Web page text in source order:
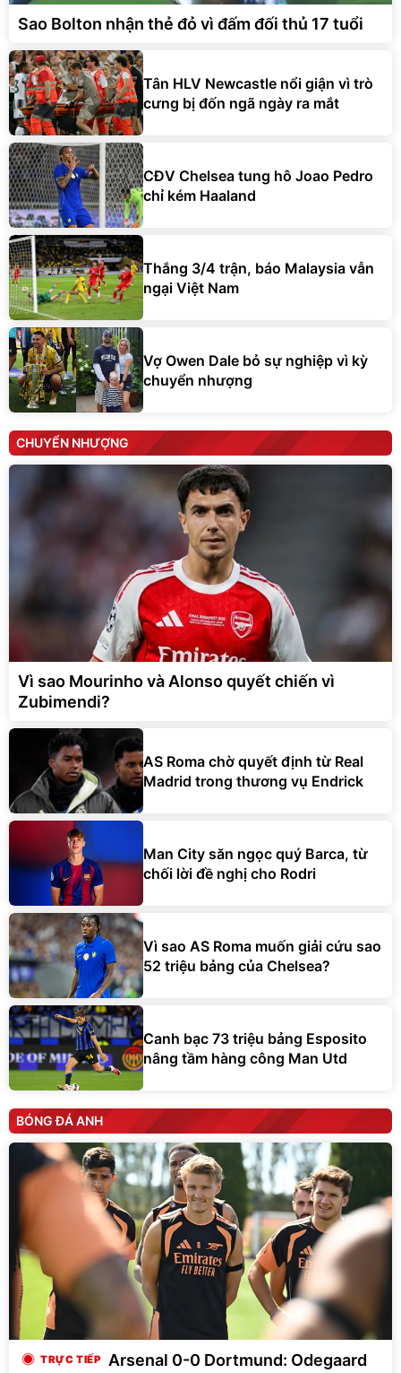
Sao Bolton nhận thẻ đỏ vì đấm đối thủ 17 tuổi
Tân HLV Newcastle nổi giận vì trò
cưng bị đốn ngã ngày ra mắt
CĐV Chelsea tung hô Joao Pedro
chỉ kém Haaland
Thắng 3/4 trận, báo Malaysia vẫn
ngại Việt Nam
Vợ Owen Dale bỏ sự nghiệp vì kỳ
chuyển nhượng
CHUYỂN NHƯỢNG
Vì sao Mourinho và Alonso quyết chiến vì
Zubimendi?
AS Roma chờ quyết định từ Real
Madrid trong thương vụ Endrick
Man City săn ngọc quý Barca, từ
chối lời đề nghị cho Rodri
Vì sao AS Roma muốn giải cứu sao
52 triệu bảng của Chelsea?
Canh bạc 73 triệu bảng Esposito
nâng tầm hàng công Man Utd
BÓNG ĐÁ ANH
Arsenal 0-0 Dortmund: Odegaard